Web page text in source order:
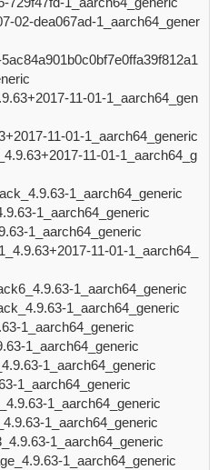
02-dea067ad-1_aarch64_gener
11-01-1_aarch64_gen
11-01-1_aarch64_generic
11-01-1_aarch64_g
1_aarch64_generic
1_aarch64_generic
1_aarch64_generic
11-01-1_aarch64_
1_aarch64_generic
1_aarch64_generic
1_aarch64_generic
1_aarch64_generic
1_aarch64_generic
1_aarch64_generic
1_aarch64_generic
1_aarch64_generic
1_aarch64_generic
1_aarch64_generic